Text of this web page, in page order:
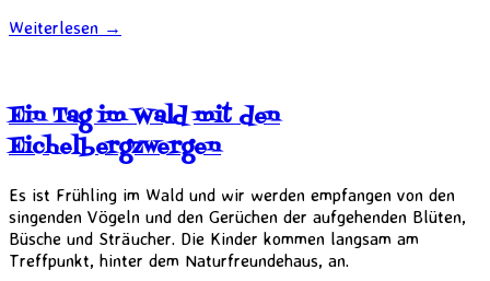
Weiterlesen →
Ein Tag im Wald mit den
Eichelbergzwergen
Es ist Frühling im Wald und wir werden empfangen von den
singenden Vögeln und den Gerüchen der aufgehenden Blüten,
Büsche und Sträucher. Die Kinder kommen langsam am
Treffpunkt, hinter dem Naturfreundehaus, an.